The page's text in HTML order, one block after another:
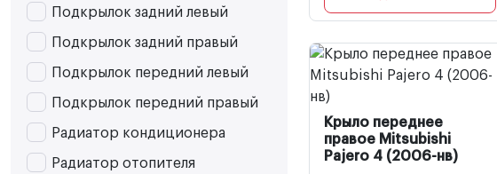
Подкрылок задний левый
Подкрылок задний правый
Подкрылок передний левый
Подкрылок передний правый
Радиатор кондиционера
Радиатор отопителя
Крыло переднее
правое Mitsubishi
Pajero 4 (2006-нв)